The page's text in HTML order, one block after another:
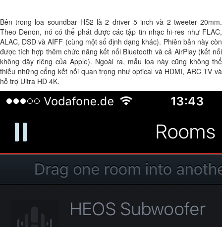
Bên trong loa soundbar HS2 là 2 driver 5 inch và 2 tweeter 20mm.
Theo Denon, nó có thể phát được các tập tin nhạc hi-res như FLAC,
ALAC, DSD và AIFF (cùng một số định dạng khác). Phiên bản này còn
được tích hợp thêm chức năng kết nối Bluetooth và cả AirPlay (kết nối
không dây riêng của Apple). Ngoài ra, mẫu loa này cũng không thể
thiếu những cổng kết nối quan trọng như optical và HDMI, ARC TV và
hỗ trợ Ultra HD 4K.